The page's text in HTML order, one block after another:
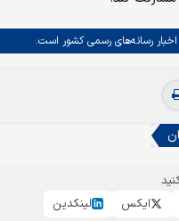
اخبار رسانه‌های رسمی کشور است.
ایکس لینکدین